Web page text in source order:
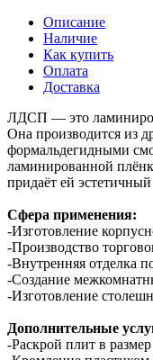
Описание
Наличие
Как купить
Оплата
Доставка
ЛДСП — это
Она производится из
формальдегидными
ламинированной
придаёт ей
Сфера применения:
-Изготовление
-Производство
-Внутренняя отделка
-Создание
-Изготовление
Дополнительные
-Раскрой плит в размер